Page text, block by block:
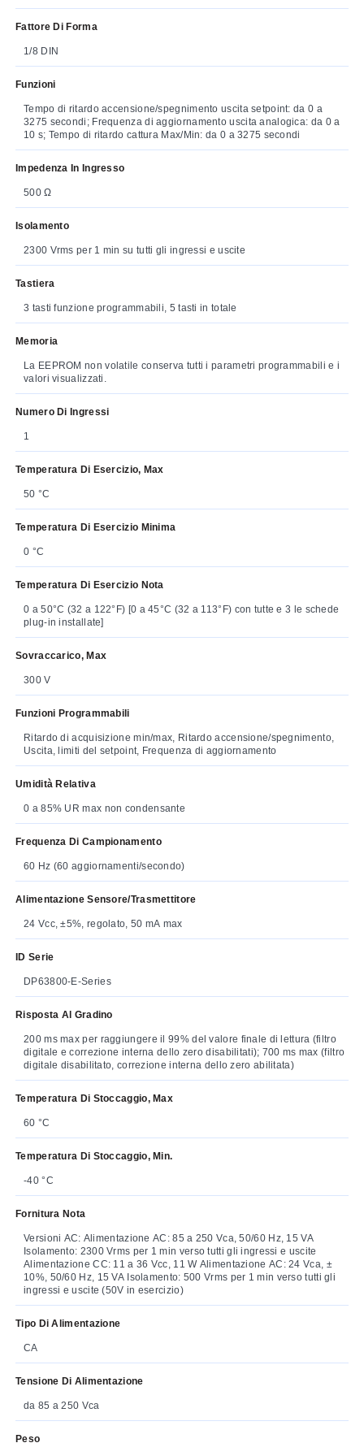
Fattore Di Forma
1/8 DIN
Funzioni
Tempo di ritardo accensione/spegnimento uscita setpoint: da 0 a
3275 secondi; Frequenza di aggiornamento uscita analogica: da 0 a
10 s; Tempo di ritardo cattura Max/Min: da 0 a 3275 secondi
Impedenza In Ingresso
500 Ω
Isolamento
2300 Vrms per 1 min su tutti gli ingressi e uscite
Tastiera
3 tasti funzione programmabili, 5 tasti in totale
Memoria
La EEPROM non volatile conserva tutti i parametri programmabili e i
valori visualizzati.
Numero Di Ingressi
1
Temperatura Di Esercizio, Max
50 °C
Temperatura Di Esercizio Minima
0 °C
Temperatura Di Esercizio Nota
0 a 50°C (32 a 122°F) [0 a 45°C (32 a 113°F) con tutte e 3 le schede
plug-in installate]
Sovraccarico, Max
300 V
Funzioni Programmabili
Ritardo di acquisizione min/max, Ritardo accensione/spegnimento,
Uscita, limiti del setpoint, Frequenza di aggiornamento
Umidità Relativa
0 a 85% UR max non condensante
Frequenza Di Campionamento
60 Hz (60 aggiornamenti/secondo)
Alimentazione Sensore/trasmettitore
24 Vcc, ±5%, regolato, 50 mA max
ID Serie
DP63800-E-Series
Risposta Al Gradino
200 ms max per raggiungere il 99% del valore finale di lettura (filtro
digitale e correzione interna dello zero disabilitati); 700 ms max (filtro
digitale disabilitato, correzione interna dello zero abilitata)
Temperatura Di Stoccaggio, Max
60 °C
Temperatura Di Stoccaggio, Min.
-40 °C
Fornitura Nota
Versioni AC: Alimentazione AC: 85 a 250 Vca, 50/60 Hz, 15 VA
Isolamento: 2300 Vrms per 1 min verso tutti gli ingressi e uscite
Alimentazione CC: 11 a 36 Vcc, 11 W Alimentazione AC: 24 Vca, ±
10%, 50/60 Hz, 15 VA Isolamento: 500 Vrms per 1 min verso tutti gli
ingressi e uscite (50V in esercizio)
Tipo Di Alimentazione
CA
Tensione Di Alimentazione
da 85 a 250 Vca
Peso